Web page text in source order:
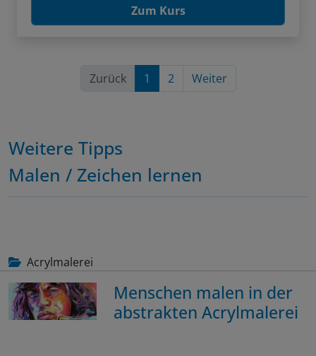
Zum Kurs
Zurück 1 2 Weiter
Weitere Tipps
Malen / Zeichen lernen
Acrylmalerei
Menschen malen in der
abstrakten Acrylmalerei